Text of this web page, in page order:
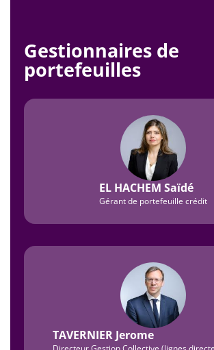
Gestionnaires de
portefeuilles
EL HACHEM Saïdé
Gérant de portefeuille crédit
TAVERNIER Jerome